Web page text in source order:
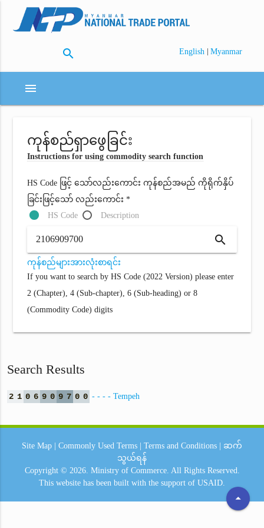
search English | Myanmar
menu
ကုန်စည်ရှာဖွေခြင်း
Instructions for using commodity search function
HS Code ဖြင့် သော်လည်းကောင်း ကုန်စည်အမည် ကိုရိုက်နှိပ်
ခြင်းဖြင့်သော် လည်းကောင်း *
HS Code
Description
search
ကုန်စည်များအားလုံးစာရင်း
If you want to search by HS Code (2022 Version) please enter
2 (Chapter), 4 (Sub-chapter), 6 (Sub-heading) or 8
(Commodity Code) digits
Search Results
2 1 0 6 9 0 9 7 0 0 - - - - Tempeh
arrow_drop_up
Site Map Commonly Used Terms Terms and Conditions
ဆက်
သွယ်ရန်
Copyright © 2026. Ministry of Commerce. All Rights Reserved.
This website has been built with the support of USAID.